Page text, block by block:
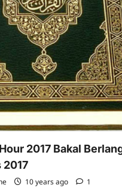
2017 Bakal
2017
10 years ago 1